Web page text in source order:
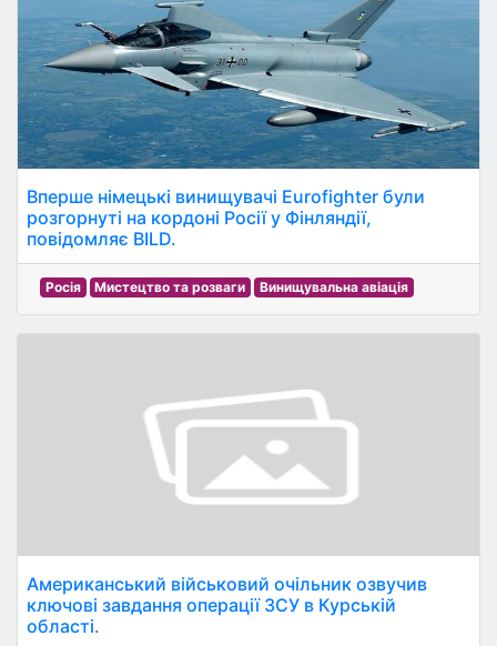
Вперше німецькі винищувачі Eurofighter були
розгорнуті на кордоні Росії у Фінляндії,
повідомляє BILD.
Росія Мистецтво та розваги Винищувальна авіація
Американський військовий очільник озвучив
ключові завдання операції ЗСУ в Курській
області.